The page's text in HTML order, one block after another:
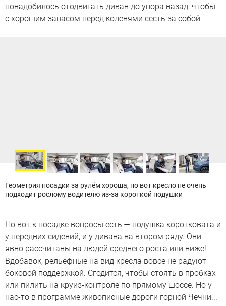
понадобилось отодвигать диван до упора назад, чтобы
с хорошим запасом перед коленями сесть за собой.
Геометрия посадки за рулём хороша, но вот кресло не очень
подходит рослому водителю из-за короткой подушки
Но вот к посадке вопросы есть — подушка коротковата и
у передних сидений, и у дивана на втором ряду. Они
явно рассчитаны на людей среднего роста или ниже!
Вдобавок, рельефные на вид кресла вовсе не радуют
боковой поддержкой. Сгодится, чтобы стоять в пробках
или пилить на круиз-контроле по прямому шоссе. Но у
нас-то в программе живописные дороги горной Чечни...